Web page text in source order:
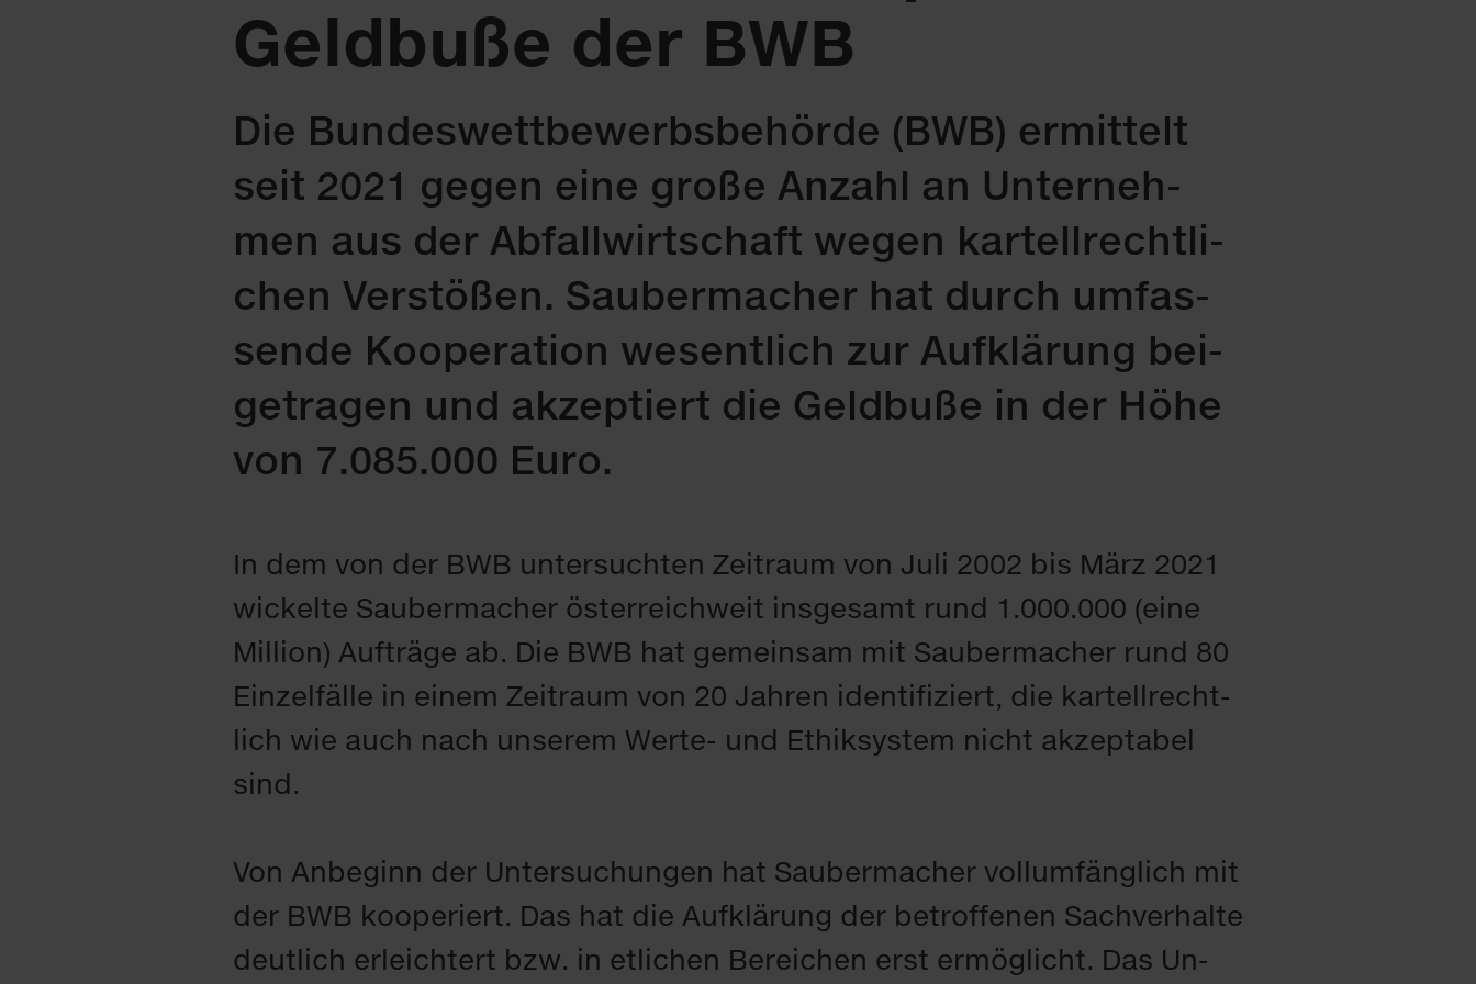
Geldbuße der BWB
Die Bun­des­wett­be­werbs­be­hör­de (BWB) er­mit­telt
seit 2021 ge­gen ei­ne gro­ße An­zahl an Un­ter­neh­
men aus der Ab­fall­wirt­schaft we­gen kar­tell­recht­li­
chen Ver­stö­ßen. Sau­ber­ma­cher hat durch um­fas­
sen­de Ko­ope­ra­ti­on we­sent­lich zur Auf­klä­rung bei­
ge­tra­gen und ak­zep­tiert die Geld­bu­ße in der Hö­he
von 7.085.000 Eu­ro.
In dem von der BWB un­ter­such­ten Zeit­raum von Ju­li 2002 bis März 2021
wi­ckel­te Sau­ber­ma­cher ös­ter­reich­weit ins­ge­samt rund 1.000.000 (ei­ne
Mil­li­on) Auf­trä­ge ab. Die BWB hat ge­mein­sam mit Sau­ber­ma­cher rund 80
Ein­zel­fäl­le in ei­nem Zeit­raum von 20 Jah­ren iden­ti­fi­ziert, die kar­tell­recht­
lich wie auch nach un­se­rem Wer­te- und Ethik­sys­tem nicht ak­zep­ta­bel
sind.
Von An­be­ginn der Un­ter­su­chun­gen hat Sau­ber­ma­cher voll­um­fäng­lich mit
der BWB ko­ope­riert. Das hat die Auf­klä­rung der be­trof­fe­nen Sach­ver­hal­te
deut­lich er­leich­tert bzw. in et­li­chen Be­rei­chen erst er­mög­licht. Das Un­